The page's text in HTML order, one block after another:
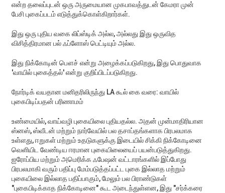
என்ற தலைப்புடன் ஒரு அருமையான முகபாவத்துடன் கேமரா முன்
பேசி புகைப்படம் எடுத்துக்கொள்கிறார்கள்.
இது ஒரு புதிய வகை லிப்ஸ்டிக் அல்ல, அல்லது இது ஒருவித
விசித்திரமான பல் ஃப்ளோஸ் பெட்டியும் அல்ல.
இது நிக்கோடின் பௌச் என்று அழைக்கப்படுகிறது, இது பொதுவாக
'வாயில் புகைத்தல்' என்று குறிப்பிடப்படுகிறது.
நோர்டிக் வயதான மனிதரிலிருந்து LA கூல் கை வரை: வாயில்
புகைபிடிப்பதன் பரிணாமம்
உண்மையில், வாய்வழி புகையிலை புதியதல்ல. அதன் முன்மாதிரியான
ஸ்னஸ், ஸ்வீடன் மற்றும் நார்வேயில் பல தசாப்தங்களாக பிரபலமாக
உள்ளது, ஈறுகள் மற்றும் உதடுகளுக்கு இடையில் சிக்கி நிக்கோடினை
வெளியிட வேண்டிய ஈரமான புகையிலையைப் பயன்படுத்துகிறது.
ஐரோப்பிய மற்றும் அமெரிக்க ஃபேஷன் வட்டாரங்களில் இப்போது
பிரபலமாகி வரும் பதிப்பு மேம்படுத்தப்பட்ட புகை இல்லாத மற்றும்
புகையிலை இல்லாத பதிப்பாகும், மேலும் பல பிராண்டுகள்
"புகைபிடிக்காத நிக்கோடினை" கூட அடைந்துள்ளன, இது "சர்க்கரை